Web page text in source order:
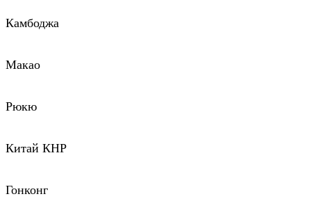
Камбоджа
Макао
Рюкю
Китай КНР
Гонконг